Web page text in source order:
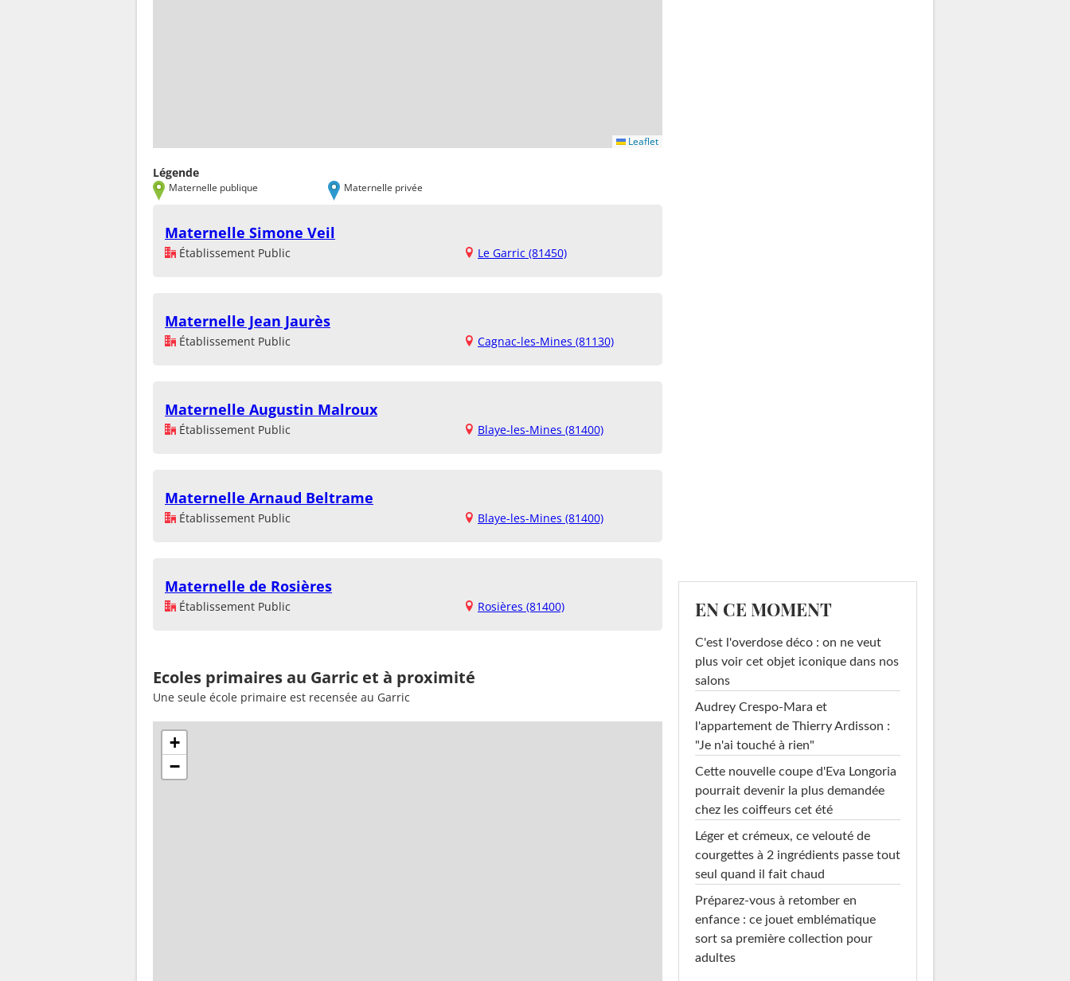
Leaflet
Légende
Maternelle publique Maternelle privée
Maternelle Simone Veil
Établissement Public Le Garric (81450)
Maternelle Jean Jaurès
Établissement Public Cagnac-les-Mines (81130)
Maternelle Augustin Malroux
Établissement Public Blaye-les-Mines (81400)
Maternelle Arnaud Beltrame
Établissement Public Blaye-les-Mines (81400)
Maternelle de Rosières
Établissement Public Rosières (81400)
Ecoles primaires au Garric et à proximité
Une seule école primaire est recensée au Garric
+
−
EN CE MOMENT
C'est l'overdose déco : on ne veut
plus voir cet objet iconique dans nos
salons
Audrey Crespo-Mara et
l'appartement de Thierry Ardisson :
"Je n'ai touché à rien"
Cette nouvelle coupe d'Eva Longoria
pourrait devenir la plus demandée
chez les coiffeurs cet été
Léger et crémeux, ce velouté de
courgettes à 2 ingrédients passe tout
seul quand il fait chaud
Préparez-vous à retomber en
enfance : ce jouet emblématique
sort sa première collection pour
adultes